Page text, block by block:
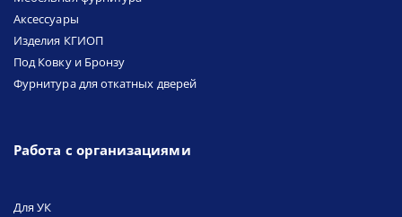
Аксессуары
Изделия КГИОП
Под Ковку и Бронзу
Фурнитура для откатных дверей
Работа с организациями
Для УК